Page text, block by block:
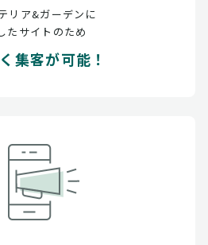
リア&ガーデンに
たサイトのため
集客が可能！